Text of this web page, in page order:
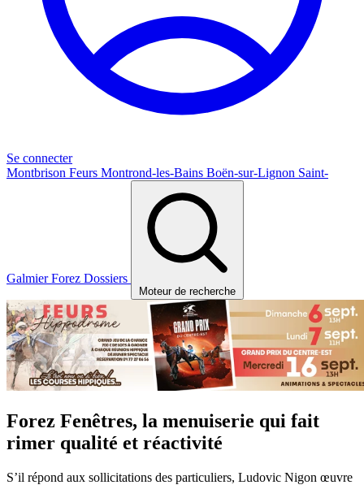
Se connecter
Montbrison Feurs Montrond-les-Bains Boën-sur-Lignon Saint-
GalmierForez Dossiers
Moteur de recherche
Forez Fenêtres, la menuiserie qui fait
rimer qualité et réactivité
S’il répond aux sollicitations des particuliers, Ludovic Nigon œuvre